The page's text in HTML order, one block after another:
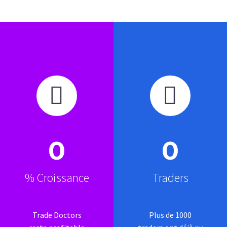


0
% Croissance
Trade Doctors


0
Traders
Plus de 1000